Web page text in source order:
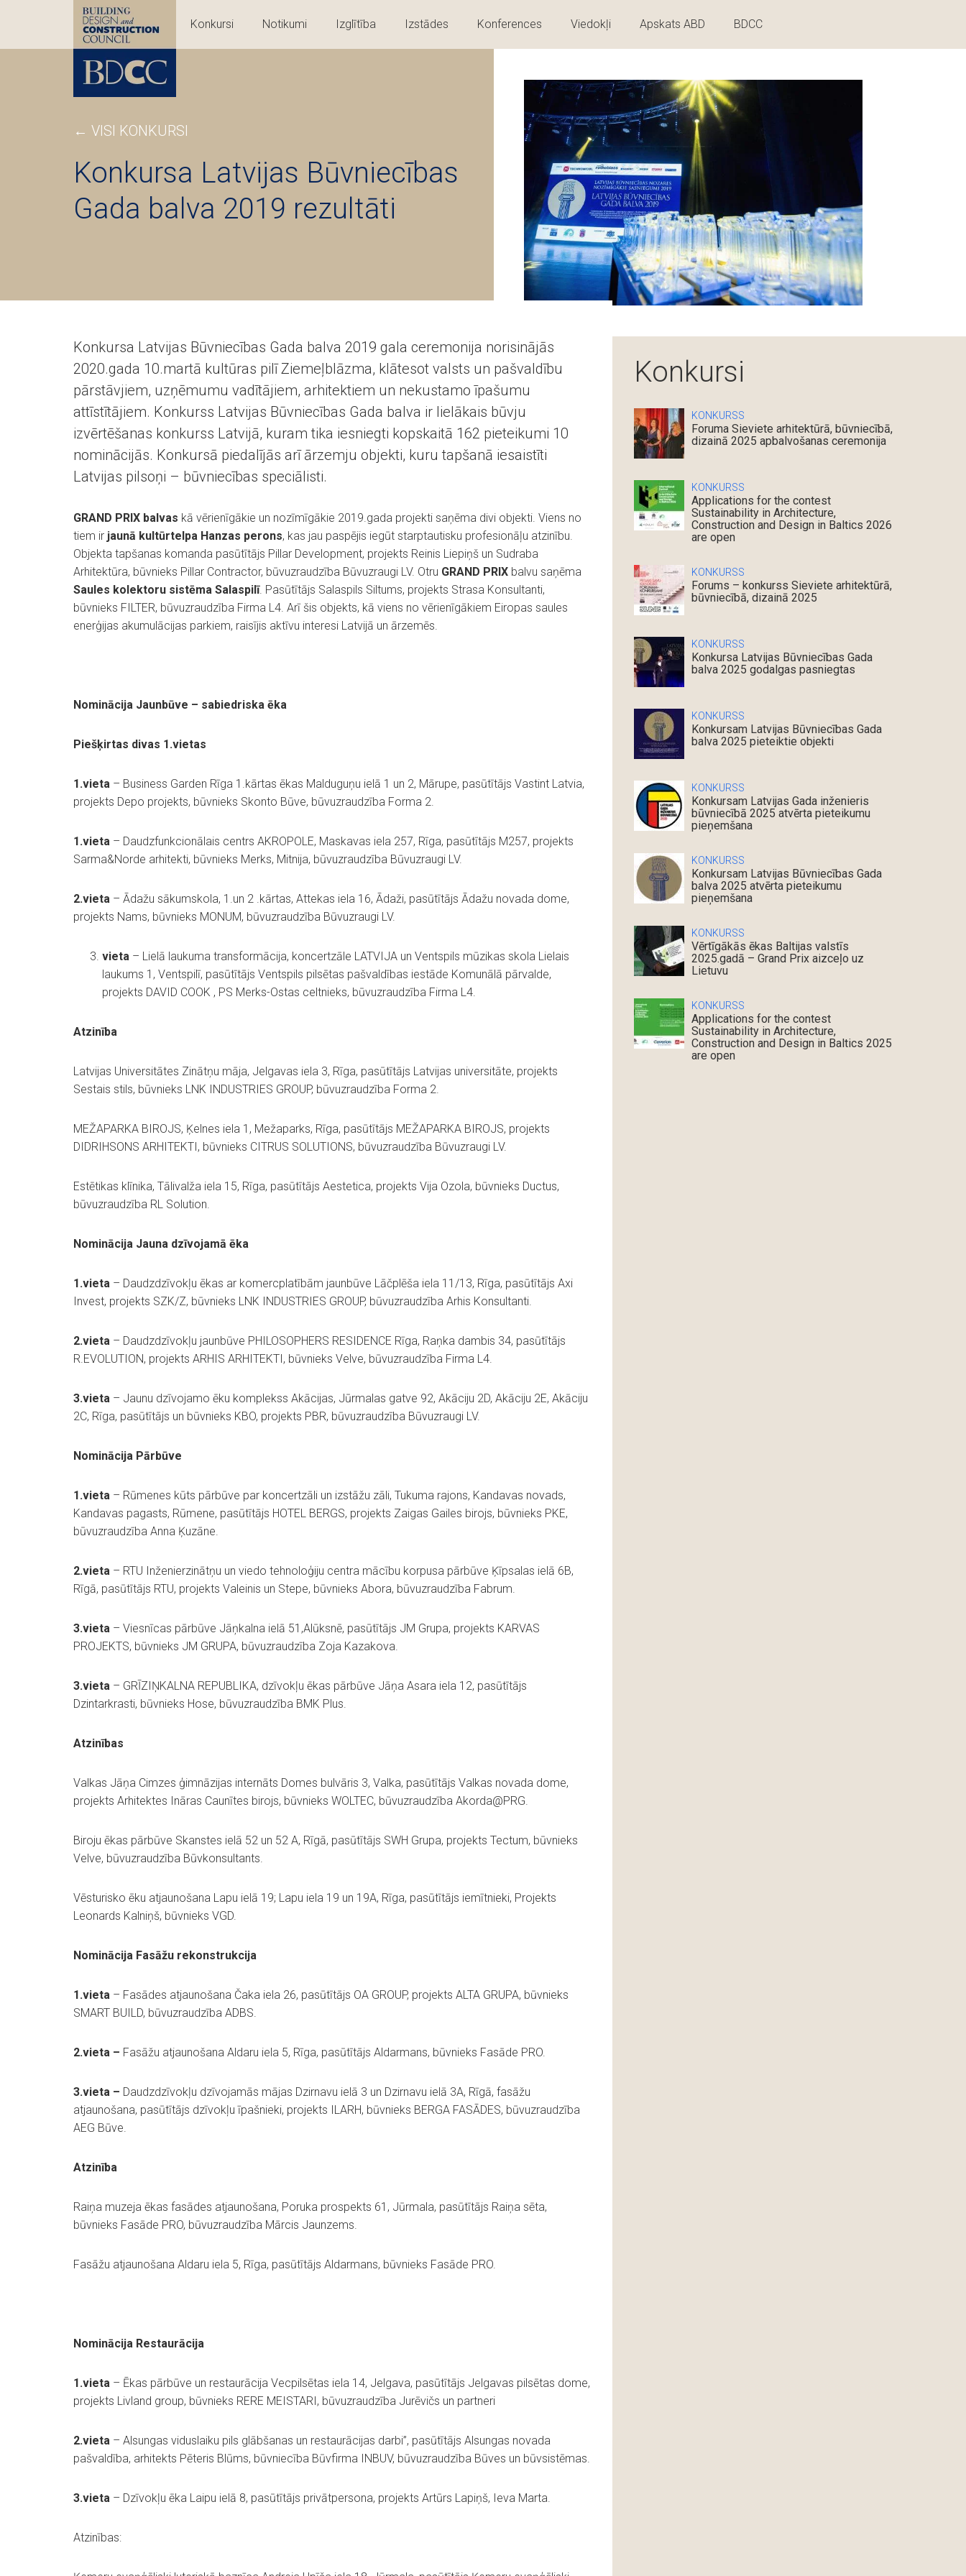
Konkursi Notikumi Izglītība Izstādes Konferences Viedokļi Apskats ABD BDCC
← VISI KONKURSI
Konkursa Latvijas Būvniecības
Gada balva 2019 rezultāti
Konkursa Latvijas Būvniecības Gada balva 2019 gala ceremonija norisinājās
2020.gada 10.martā kultūras pilī Ziemeļblāzma, klātesot valsts un pašvaldību
pārstāvjiem, uzņēmumu vadītājiem, arhitektiem un nekustamo īpašumu
attīstītājiem. Konkurss Latvijas Būvniecības Gada balva ir lielākais būvju
izvērtēšanas konkurss Latvijā, kuram tika iesniegti kopskaitā 162 pieteikumi 10
nominācijās. Konkursā piedalījās arī ārzemju objekti, kuru tapšanā iesaistīti
Latvijas pilsoņi – būvniecības speciālisti.
GRAND PRIX balvas kā vērienīgākie un nozīmīgākie 2019.gada projekti saņēma divi objekti. Viens no
tiem ir jaunā kultūrtelpa Hanzas perons, kas jau paspējis iegūt starptautisku profesionāļu atzinību.
Objekta tapšanas komanda pasūtītājs Pillar Development, projekts Reinis Liepiņš un Sudraba
Arhitektūra, būvnieks Pillar Contractor, būvuzraudzība Būvuzraugi LV. Otru GRAND PRIX balvu saņēma
Saules kolektoru sistēma Salaspilī. Pasūtītājs Salaspils Siltums, projekts Strasa Konsultanti,
būvnieks FILTER, būvuzraudzība Firma L4. Arī šis objekts, kā viens no vērienīgākiem Eiropas saules
enerģijas akumulācijas parkiem, raisījis aktīvu interesi Latvijā un ārzemēs.
Nominācija Jaunbūve – sabiedriska ēka
Piešķirtas divas 1.vietas
1.vieta – Business Garden Rīga 1.kārtas ēkas Malduguņu ielā 1 un 2, Mārupe, pasūtītājs Vastint Latvia,
projekts Depo projekts, būvnieks Skonto Būve, būvuzraudzība Forma 2.
1.vieta – Daudzfunkcionālais centrs AKROPOLE, Maskavas iela 257, Rīga, pasūtītājs M257, projekts
Sarma&Norde arhitekti, būvnieks Merks, Mitnija, būvuzraudzība Būvuzraugi LV.
2.vieta – Ādažu sākumskola, 1.un 2 .kārtas, Attekas iela 16, Ādaži, pasūtītājs Ādažu novada dome,
projekts Nams, būvnieks MONUM, būvuzraudzība Būvuzraugi LV.
vieta – Lielā laukuma transformācija, koncertzāle LATVIJA un Ventspils mūzikas skola Lielais
laukums 1, Ventspilī, pasūtītājs Ventspils pilsētas pašvaldības iestāde Komunālā pārvalde,
projekts DAVID COOK , PS Merks-Ostas celtnieks, būvuzraudzība Firma L4.
Atzinība
Latvijas Universitātes Zinātņu māja, Jelgavas iela 3, Rīga, pasūtītājs Latvijas universitāte, projekts
Sestais stils, būvnieks LNK INDUSTRIES GROUP, būvuzraudzība Forma 2.
MEŽAPARKA BIROJS, Ķelnes iela 1, Mežaparks, Rīga, pasūtītājs MEŽAPARKA BIROJS, projekts
DIDRIHSONS ARHITEKTI, būvnieks CITRUS SOLUTIONS, būvuzraudzība Būvuzraugi LV.
Estētikas klīnika, Tālivalža iela 15, Rīga, pasūtītājs Aestetica, projekts Vija Ozola, būvnieks Ductus,
būvuzraudzība RL Solution.
Nominācija Jauna dzīvojamā ēka
1.vieta – Daudzdzīvokļu ēkas ar komercplatībām jaunbūve Lāčplēša iela 11/13, Rīga, pasūtītājs Axi
Invest, projekts SZK/Z, būvnieks LNK INDUSTRIES GROUP, būvuzraudzība Arhis Konsultanti.
2.vieta – Daudzdzīvokļu jaunbūve PHILOSOPHERS RESIDENCE Rīga, Raņka dambis 34, pasūtītājs
R.EVOLUTION, projekts ARHIS ARHITEKTI, būvnieks Velve, būvuzraudzība Firma L4.
3.vieta – Jaunu dzīvojamo ēku komplekss Akācijas, Jūrmalas gatve 92, Akāciju 2D, Akāciju 2E, Akāciju
2C, Rīga, pasūtītājs un būvnieks KBO, projekts PBR, būvuzraudzība Būvuzraugi LV.
Nominācija Pārbūve
1.vieta – Rūmenes kūts pārbūve par koncertzāli un izstāžu zāli, Tukuma rajons, Kandavas novads,
Kandavas pagasts, Rūmene, pasūtītājs HOTEL BERGS, projekts Zaigas Gailes birojs, būvnieks PKE,
būvuzraudzība Anna Ķuzāne.
2.vieta – RTU Inženierzinātņu un viedo tehnoloģiju centra mācību korpusa pārbūve Ķīpsalas ielā 6B,
Rīgā, pasūtītājs RTU, projekts Valeinis un Stepe, būvnieks Abora, būvuzraudzība Fabrum.
3.vieta – Viesnīcas pārbūve Jāņkalna ielā 51,Alūksnē, pasūtītājs JM Grupa, projekts KARVAS
PROJEKTS, būvnieks JM GRUPA, būvuzraudzība Zoja Kazakova.
3.vieta – GRĪZIŅKALNA REPUBLIKA, dzīvokļu ēkas pārbūve Jāņa Asara iela 12, pasūtītājs
Dzintarkrasti, būvnieks Hose, būvuzraudzība BMK Plus.
Atzinības
Valkas Jāņa Cimzes ģimnāzijas internāts Domes bulvāris 3, Valka, pasūtītājs Valkas novada dome,
projekts Arhitektes Ināras Caunītes birojs, būvnieks WOLTEC, būvuzraudzība Akorda@PRG.
Biroju ēkas pārbūve Skanstes ielā 52 un 52 A, Rīgā, pasūtītājs SWH Grupa, projekts Tectum, būvnieks
Velve, būvuzraudzība Būvkonsultants.
Vēsturisko ēku atjaunošana Lapu ielā 19; Lapu iela 19 un 19A, Rīga, pasūtītājs iemītnieki, Projekts
Leonards Kalniņš, būvnieks VGD.
Nominācija Fasāžu rekonstrukcija
1.vieta – Fasādes atjaunošana Čaka iela 26, pasūtītājs OA GROUP, projekts ALTA GRUPA, būvnieks
SMART BUILD, būvuzraudzība ADBS.
2.vieta – Fasāžu atjaunošana Aldaru iela 5, Rīga, pasūtītājs Aldarmans, būvnieks Fasāde PRO.
3.vieta – Daudzdzīvokļu dzīvojamās mājas Dzirnavu ielā 3 un Dzirnavu ielā 3A, Rīgā, fasāžu
atjaunošana, pasūtītājs dzīvokļu īpašnieki, projekts ILARH, būvnieks BERGA FASĀDES, būvuzraudzība
AEG Būve.
Atzinība
Raiņa muzeja ēkas fasādes atjaunošana, Poruka prospekts 61, Jūrmala, pasūtītājs Raiņa sēta,
būvnieks Fasāde PRO, būvuzraudzība Mārcis Jaunzems.
Fasāžu atjaunošana Aldaru iela 5, Rīga, pasūtītājs Aldarmans, būvnieks Fasāde PRO.
Nominācija Restaurācija
1.vieta – Ēkas pārbūve un restaurācija Vecpilsētas iela 14, Jelgava, pasūtītājs Jelgavas pilsētas dome,
projekts Livland group, būvnieks RERE MEISTARI, būvuzraudzība Jurēvičs un partneri
2.vieta – Alsungas viduslaiku pils glābšanas un restaurācijas darbi”, pasūtītājs Alsungas novada
pašvaldība, arhitekts Pēteris Blūms, būvniecība Būvfirma INBUV, būvuzraudzība Būves un būvsistēmas.
3.vieta – Dzīvokļu ēka Laipu ielā 8, pasūtītājs privātpersona, projekts Artūrs Lapiņš, Ieva Marta.
Atzinības:
Konkursi
KONKURSS
Foruma Sieviete arhitektūrā, būvniecībā,
dizainā 2025 apbalvošanas ceremonija
KONKURSS
Applications for the contest
Sustainability in Architecture,
Construction and Design in Baltics 2026
are open
KONKURSS
Forums – konkurss Sieviete arhitektūrā,
būvniecībā, dizainā 2025
KONKURSS
Konkursa Latvijas Būvniecības Gada
balva 2025 godalgas pasniegtas
KONKURSS
Konkursam Latvijas Būvniecības Gada
balva 2025 pieteiktie objekti
KONKURSS
Konkursam Latvijas Gada inženieris
būvniecībā 2025 atvērta pieteikumu
pieņemšana
KONKURSS
Konkursam Latvijas Būvniecības Gada
balva 2025 atvērta pieteikumu
pieņemšana
KONKURSS
Vērtīgākās ēkas Baltijas valstīs
2025.gadā – Grand Prix aizceļo uz
Lietuvu
KONKURSS
Applications for the contest
Sustainability in Architecture,
Construction and Design in Baltics 2025
are open